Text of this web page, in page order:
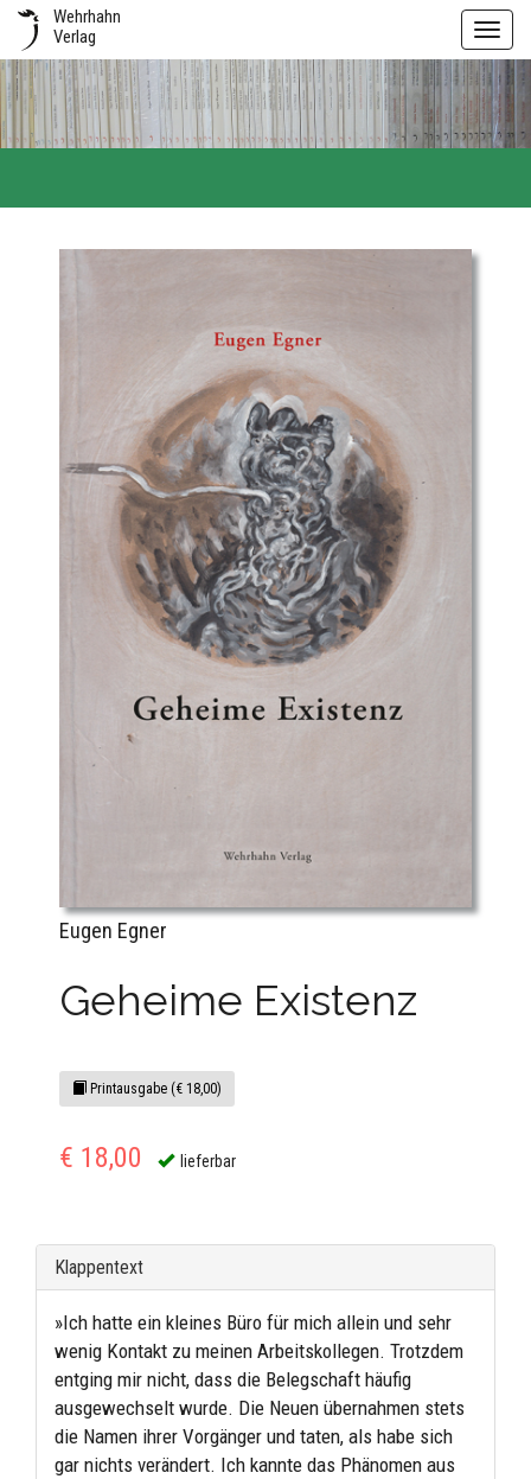
Wehrhahn
Verlag
Eugen Egner
Geheime Existenz
Printausgabe (€ 18,00)
€ 18,00 lieferbar
Klappentext
»Ich hatte ein kleines Büro für mich allein und sehr
wenig Kontakt zu meinen Arbeitskollegen. Trotzdem
entging mir nicht, dass die Belegschaft häufig
ausgewechselt wurde. Die Neuen übernahmen stets
die Namen ihrer Vorgänger und taten, als habe sich
gar nichts verändert. Ich kannte das Phänomen aus